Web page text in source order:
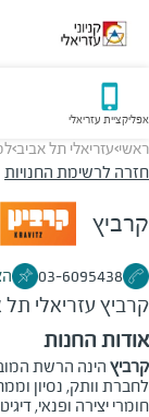
אפליקציית עזריאלי
ראשי>עזריאלי תל אביב>
חזרה לרשימת החנויות
קרביץ
03-6095438
קרביץעזריאלי תל
אודות החנות
קרביץ הינה הרשת
חומרי יצירה ופנאי,